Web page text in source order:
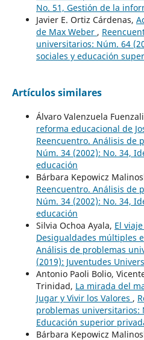
No. 51, Gestión de la
Javier E. Ortiz Cárdenas,
de Max Weber ,
universitarios: Núm. 64
sociales y educación
Artículos similares
Álvaro Valenzuela
reforma educacional de
Reencuentro. Análisis de
Núm. 34 (2002): No. 34,
educación
Bárbara Kepowicz
Reencuentro. Análisis de
Núm. 34 (2002): No. 34,
educación
Silvia Ochoa Ayala, El
Desigualdades múltiples
Análisis de problemas
(2019): Juventudes
Antonio Paoli Bolio,
Trinidad, La mirada del
Jugar y Vivir los Valores ,
problemas universitarios:
Educación superior
Bárbara Kepowicz